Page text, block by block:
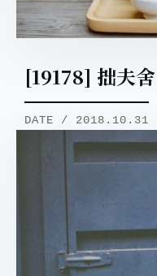
[19178] 拙夫舍
DATE / 2018.10.31